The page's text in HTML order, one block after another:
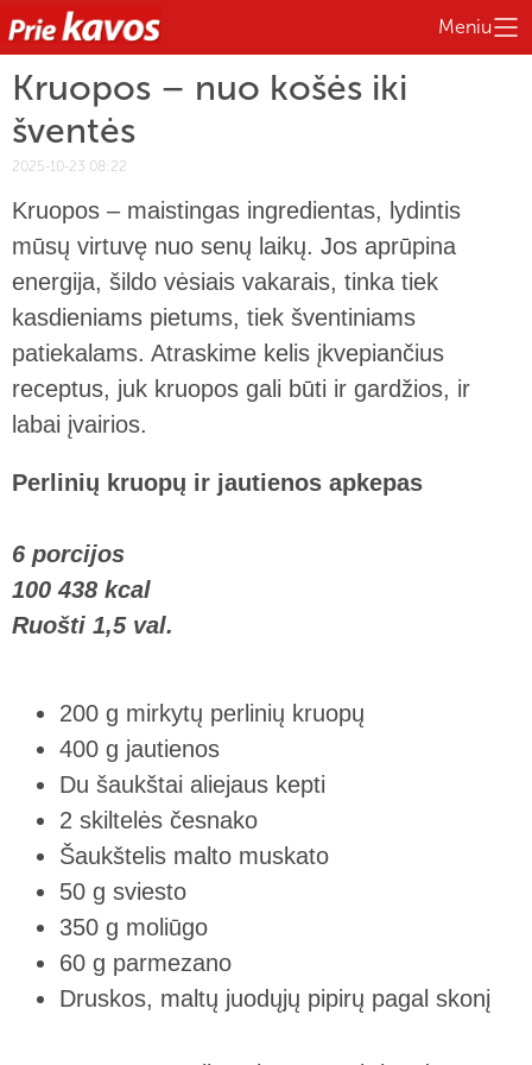
Meniu
Kruopos – nuo košės iki
šventės
2025-10-23 08:22
Kruopos – maistingas ingredientas, lydintis
mūsų virtuvę nuo senų laikų. Jos aprūpina
energija, šildo vėsiais vakarais, tinka tiek
kasdieniams pietums, tiek šventiniams
patiekalams. Atraskime kelis įkvepiančius
receptus, juk kruopos gali būti ir gardžios, ir
labai įvairios.
Perlinių kruopų ir jautienos apkepas
6 porcijos
100 438 kcal
Ruošti 1,5 val.
200 g mirkytų perlinių kruopų
400 g jautienos
Du šaukštai aliejaus kepti
2 skiltelės česnako
Šaukštelis malto muskato
50 g sviesto
350 g moliūgo
60 g parmezano
Druskos, maltų juodųjų pipirų pagal skonį